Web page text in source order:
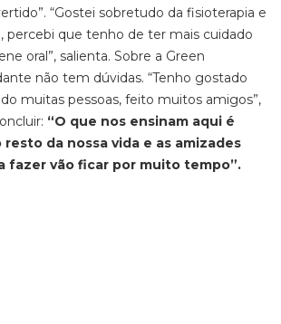
“Gostei sobretudo da fisioterapia e
percebi que tenho de ter mais cuidado
oral”, salienta. Sobre a Green
não tem dúvidas. “Tenho gostado
muitas pessoas, feito muitos amigos”,
“O que nos ensinam aqui é
da nossa vida e as amizades
fazer vão ficar por muito tempo”.